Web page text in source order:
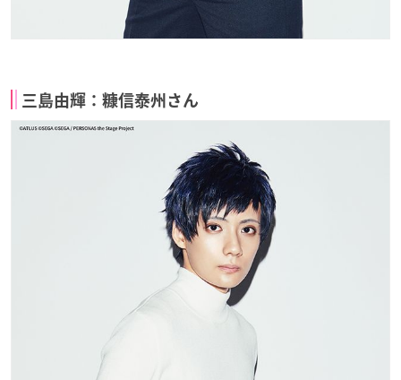
三島由輝：糠信泰州さん